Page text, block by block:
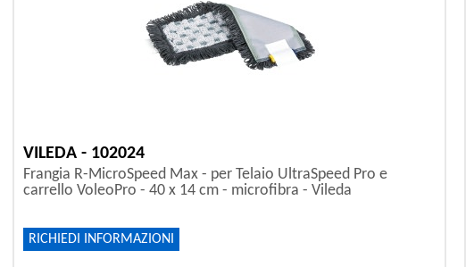
VILEDA - 102024
Frangia R-MicroSpeed Max - per Telaio UltraSpeed Pro e
carrello VoleoPro - 40 x 14 cm - microfibra - Vileda
RICHIEDI INFORMAZIONI